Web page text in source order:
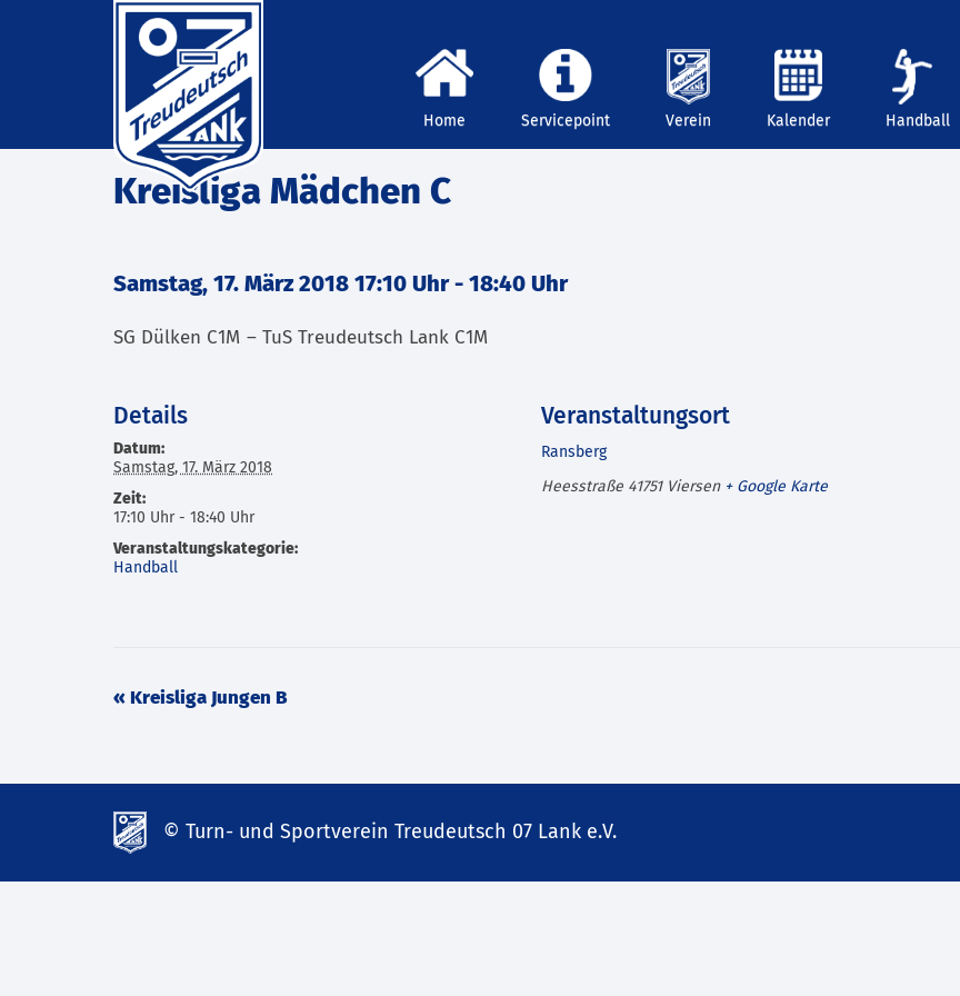
Home Servicepoint Verein Kalender Handball
Kreisliga Mädchen C
Samstag, 17. März 2018 17:10 Uhr- 18:40 Uhr
SG Dülken C1M – TuS Treudeutsch Lank C1M
Details
Datum:
Samstag, 17. März 2018
Zeit:
17:10 Uhr - 18:40 Uhr
Veranstaltungskategorie:
Handball
Veranstaltungsort
Ransberg
Heesstraße 41751 Viersen + Google Karte
Veranstaltung
« Kreisliga Jungen B
© Turn- und Sportverein Treudeutsch 07 Lank e.V.